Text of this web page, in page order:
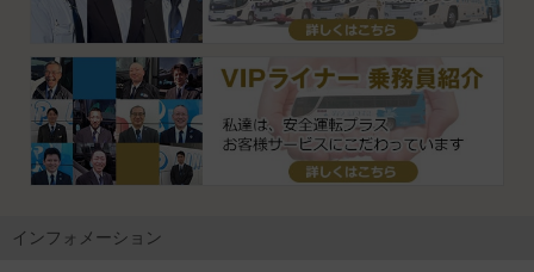
インフォメーション